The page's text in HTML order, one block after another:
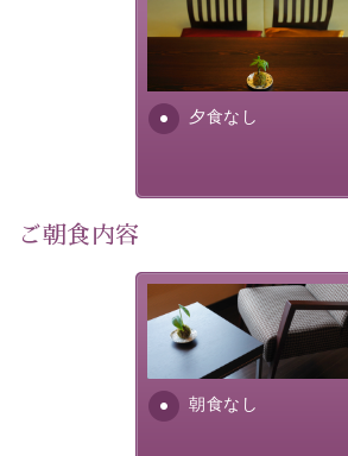
・諏訪大社4社を巡る無料参拝バス（
・館内着をご用意
・駐車場完備
・チェックイン15時、チェックアウ
自家源泉「美翠源泉」は酸化の進み
の効果が高い、極めて希有な源泉で
るご入浴をお愉しみください。
夕食なし
夕食なしご夕食を追加さ
場合は、二食付きのプ
お選びくださいませ。
ご朝食内容
朝食なし
朝食なし。ご朝食を付
合は朝食付きのプランを
びくださいませ。